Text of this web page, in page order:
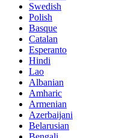
Swedish
Polish
Basque
Catalan
Esperanto
Hindi
Lao
Albanian
Amharic
Armenian
Azerbaijani
Belarusian